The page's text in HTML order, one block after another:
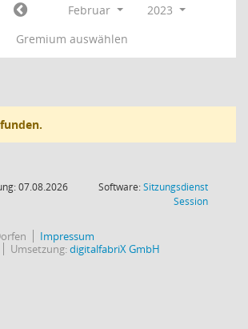
Februar
2023
Gremium auswählen
07.08.2026
Software:Sitzungsdienst
Session(Wird in
Impressum
Umsetzung:digitalfabriX GmbH